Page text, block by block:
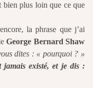
plus loin que ce que
la phrase que j’ai
George Bernard Shaw
dites : « pourquoi ? »
jamais existé, et je dis :